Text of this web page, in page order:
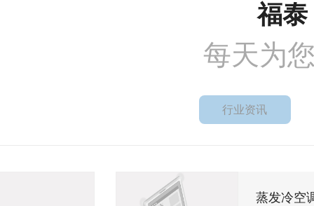
福泰
每天为
行业资讯